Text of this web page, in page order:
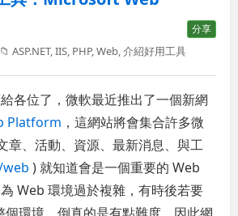
分享
📁ASP.NET,IIS, PHP,Web,介紹好用工具
各位了，微軟最近推出了一個新網
Platform ，這網站將會集合許多微
章、活動、資源、最新消息、與工
) 就知道會是一個重要的 Web
Web 環境過於複雜，有時後若要